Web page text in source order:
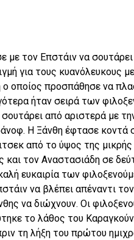
τον Επστάιν να σουτάρει
για τους κυανόλευκους
ο οποίος προσπάθησε να
ήταν σειρά των
από αριστερά με
Η Ξάνθη έφτασε κοντά
από το ύψος της μικρής
τον Αναστασιάδη σε
ευκαιρία των
να βλέπει απέναντι
να διώχνουν. Οι
το λάθος του
τη λήξη του πρώτου